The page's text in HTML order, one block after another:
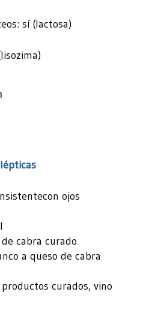
sí (lactosa)
ojos
cabra curado
a queso de cabra
curados, vino